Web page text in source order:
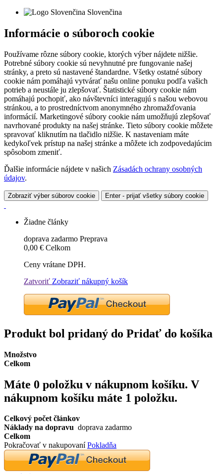
Slovenčina
Informácie o súboroch cookie
Používame rôzne súbory cookie, ktorých výber nájdete nižšie.
Potrebné súbory cookie sú nevyhnutné pre fungovanie našej
stránky, a preto sú nastavené štandardne. Všetky ostatné súbory
cookie nám pomáhajú vytvárať našu online ponuku podľa vašich
potrieb a neustále ju zlepšovať. Štatistické súbory cookie nám
pomáhajú pochopiť, ako návštevníci interagujú s našou webovou
stránkou, a to prostredníctvom anonymného zhromažďovania
informácií. Marketingové súbory cookie nám umožňujú zlepšovať
navrhované produkty na našej stránke. Tieto súbory cookie môžete
spravovať kliknutím na tlačidlo nižšie. K nastaveniam máte
kedykoľvek prístup na našej stránke a môžete ich zodpovedajúcim
spôsobom zmeniť.
Ďalšie informácie nájdete v našich Zásadách ochrany osobných
údajov.
Zobraziť výber súborov cookie Enter - prijať všetky súbory cookie
Žiadne články
doprava zadarmo Preprava
0,00 € Celkom
Ceny vrátane DPH.
Zatvoriť Zobraziť nákupný košík
Produkt bol pridaný do Pridať do košíka
Množstvo
Celkom
Máte 0 položku v nákupnom košíku. V
nákupnom košíku máte 1 položku.
Celkový počet článkov
Náklady na dopravu doprava zadarmo
Celkom
Pokračovať v nakupovaníPokladňa